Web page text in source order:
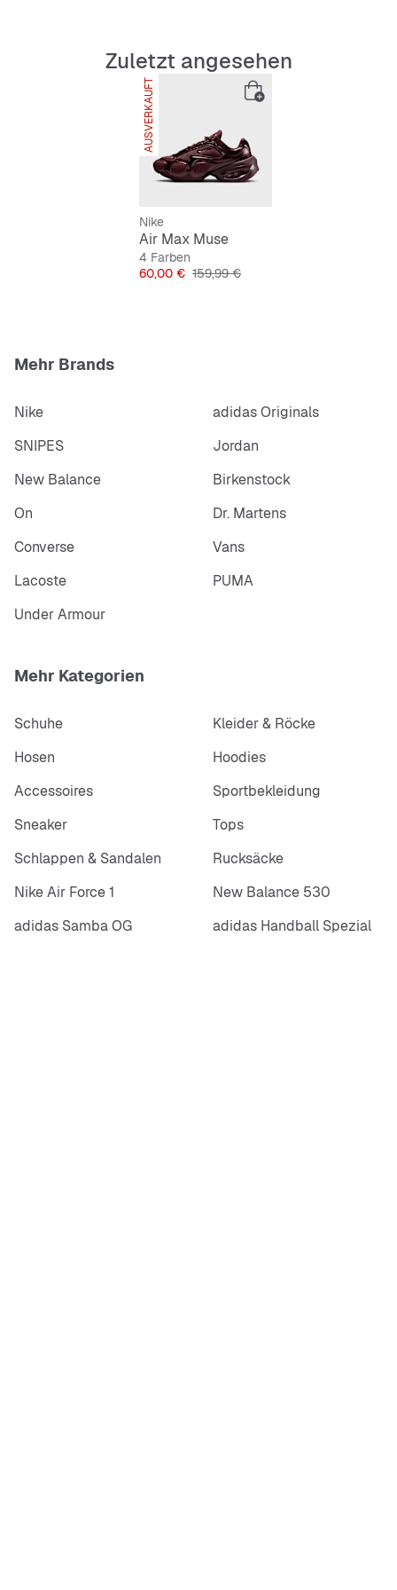
Zuletzt angesehen
AUSVERKAUFT
Nike
Air Max Muse
4 Farben
Preis
60,00 € Originalpreis
159,99 €
Mehr Brands
Nike
adidas Originals
SNIPES
Jordan
New Balance
Birkenstock
On
Dr. Martens
Converse
Vans
Lacoste
PUMA
Under Armour
Mehr Kategorien
Schuhe
Kleider & Röcke
Hosen
Hoodies
Accessoires
Sportbekleidung
Sneaker
Tops
Schlappen & Sandalen
Rucksäcke
Nike Air Force 1
New Balance 530
adidas Samba OG
adidas Handball Spezial